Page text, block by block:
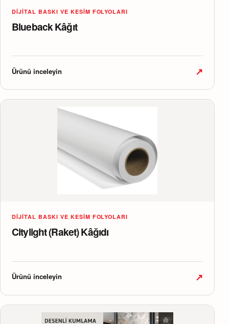
DIJITAL BASKI VE KESIM FOLYOLARI
Blueback Kâğıt
Ürünü inceleyin ↗
DIJITAL BASKI VE KESIM FOLYOLARI
Citylight (Raket) Kâğıdı
Ürünü inceleyin ↗